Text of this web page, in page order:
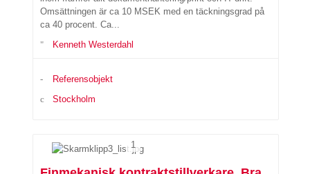
Omsättningen är ca 10 MSEK med en täckningsgrad på
ca 40 procent. Ca...
Kenneth Westerdahl
Referensobjekt
Stockholm
1